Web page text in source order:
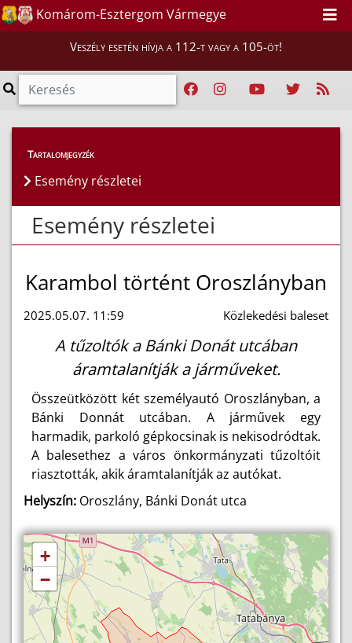
Komárom-Esztergom Vármegye
Veszély esetén hívja a 112-t vagy a 105-öt!
Esemény részletei
Tartalomjegyzék
Esemény részletei
Esemény részletei
Karambol történt Oroszlányban
2025.05.07. 11:59 Közlekedési baleset
A tűzoltók a Bánki Donát utcában
áramtalanítják a járműveket.
Összeütközött két személyautó Oroszlányban, a
Bánki Donnát utcában. A járművek egy
harmadik, parkoló gépkocsinak is nekisodródtak.
A balesethez a város önkormányzati tűzoltóit
riasztották, akik áramtalanítják az autókat.
Helyszín: Oroszlány, Bánki Donát utca
+
−